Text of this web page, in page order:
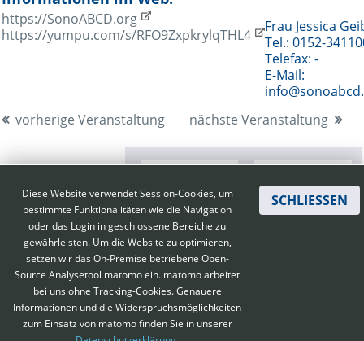
https://SonoABCD.org
https://yumpu.com/s/RFO9ZxpkrylqTHL4
Frau Jessica
Tel.: 0152-
Telefax: -
E-Mail:
vorherige Veranstaltung
nächste Veranstaltung
Impressum Datenschutz
Diese Website verwendet Session-Cookies, um
bestimmte Funktionalitäten wie die Navigation
oder das Login in geschlossene Bereiche zu
gewährleisten. Um die Website zu optimieren,
setzen wir das On-Premise betriebene Open-
Source Analysetool matomo ein. matomo arbeitet
bei uns ohne Tracking-Cookies. Genauere
Informationen und die Widerspruchsmöglichkeiten
zum Einsatz von matomo finden Sie in unserer
SCHLIESSEN